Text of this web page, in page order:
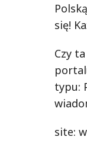
się!
Czy
typu:
site: